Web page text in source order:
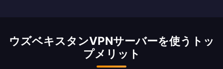
ウズベキスタンVPNサーバーを使うトッ
プメリット